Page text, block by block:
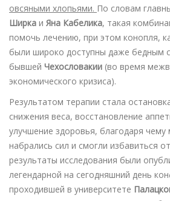
овсяными хлопьями. По словам
Ширка и Яна Кабелика, такая
помочь лечению, при этом конопля,
были широко доступны даже бедным
бывшей Чехословакии (во время
экономического кризиса).
Результатом терапии стала
снижения веса, восстановление
улучшение здоровья, благодаря чему
набрались сил и смогли избавиться
результаты исследования были
легендарной на сегодняшний день
проходившей в университете